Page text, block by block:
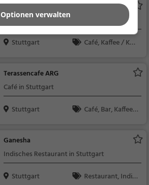
Indigo Bar Café
Café in Stuttgart
Stuttgart
Café, Kaffee / Kuc
Terassencafe ARG
Café in Stuttgart
Stuttgart
Café, Bar, Kaffee /
ebäck / Teigwaren, Bi
er, Wein, Snacks / Ge
tränke
Ganesha
Indisches Restaurant in Stuttgart
Stuttgart
Restaurant, Indis
Optionen verwalten